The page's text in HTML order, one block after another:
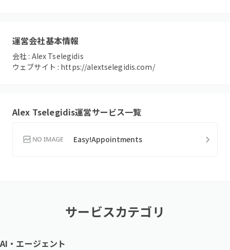
運営会社基本情報
会社 : Alex Tselegidis
ウェブサイト : https://alextselegidis.com/
Alex Tselegidis運営サービス一覧
Easy!Appointments
サービスカテゴリ
AI・エージェント